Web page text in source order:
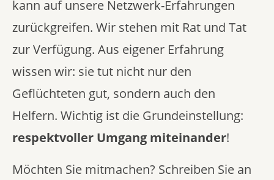
kann auf unsere Netzwerk-Erfahrungen
zurückgreifen. Wir stehen mit Rat und Tat
zur Verfügung. Aus eigener Erfahrung
wissen wir: sie tut nicht nur den
Geflüchteten gut, sondern auch den
Helfern. Wichtig ist die Grundeinstellung:
respektvoller Umgang miteinander!
Möchten Sie mitmachen? Schreiben Sie an